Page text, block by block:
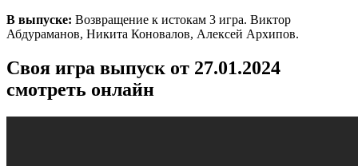
В выпуске: Возвращение к истокам 3 игра. Виктор
Абдураманов, Никита Коновалов, Алексей Архипов.
Своя игра выпуск от 27.01.2024
смотреть онлайн